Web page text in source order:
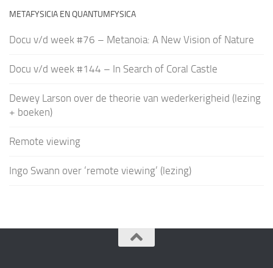
METAFYSICIA EN QUANTUMFYSICA
Docu v/d week #76 – Metanoia: A New Vision of Nature
Docu v/d week #144 – In Search of Coral Castle
Dewey Larson over de theorie van wederkerigheid (lezing
+ boeken)
Remote viewing
Ingo Swann over ‘remote viewing’ (lezing)